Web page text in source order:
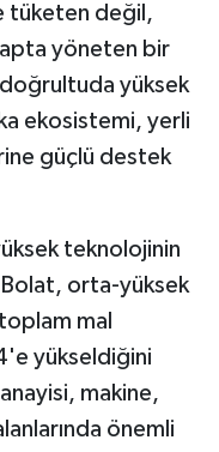
tüketen değil,
yöneten bir
doğrultuda yüksek
ekosistemi, yerli
güçlü destek
teknolojinin
Bolat, orta-yüksek
mal
yükseldiğini
makine,
önemli